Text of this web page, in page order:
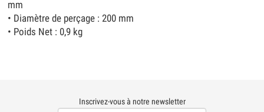
mm
• Diamètre de perçage : 200 mm
• Poids Net : 0,9 kg
Inscrivez-vous à notre newsletter